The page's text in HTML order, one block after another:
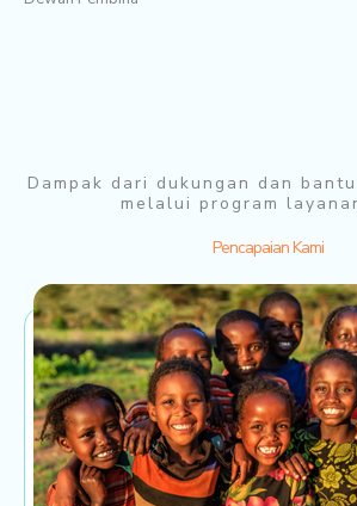
Dampak dari dukungan dan
melalui program
Pencapaian Kami